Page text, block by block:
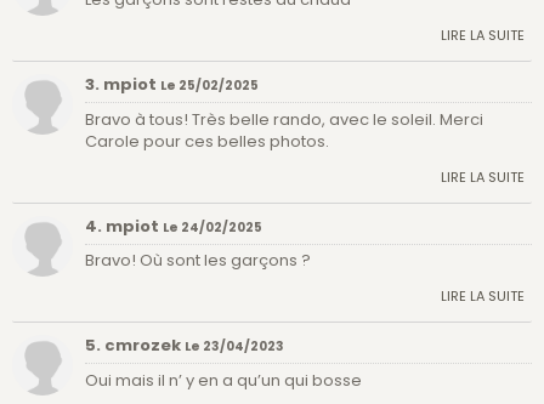
LIRE LA SUITE
3. mpiot Le 25/02/2025
Bravo à tous! Très belle rando, avec le soleil. Merci
Carole pour ces belles photos.
LIRE LA SUITE
4. mpiot Le 24/02/2025
Bravo! Où sont les garçons ?
LIRE LA SUITE
5. cmrozek Le 23/04/2023
Oui mais il n’ y en a qu’un qui bosse